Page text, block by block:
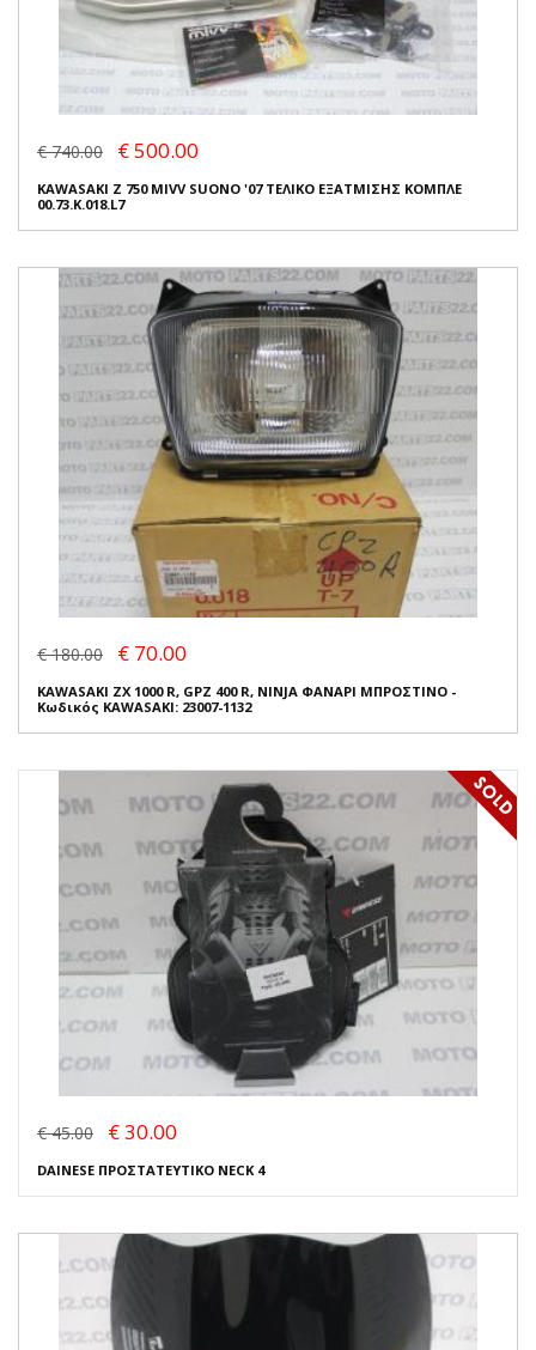
€ 740.00 € 500.00
KAWASAKI Z 750 MIVV SUONO '07 ΤΕΛΙΚΟ ΕΞΑΤΜΙΣΗΣ ΚΟΜΠΛΕ
00.73.K.018.L7
€ 180.00 € 70.00
KAWASAKI ZX 1000 R, GPZ 400 R, NINJA ΦΑΝΑΡΙ ΜΠΡΟΣΤΙΝΟ -
Κωδικός KAWASAKI: 23007-1132
€ 45.00 € 30.00
DAINESE ΠΡΟΣΤΑΤΕΥΤΙΚΟ NECK 4